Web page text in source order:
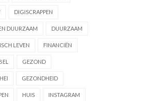
DIGISCRAPPEN
DUURZAAM DUURZAAM
LEVEN FINANCIËN
GEZOND
GEZONDHEID
HUIS INSTAGRAM